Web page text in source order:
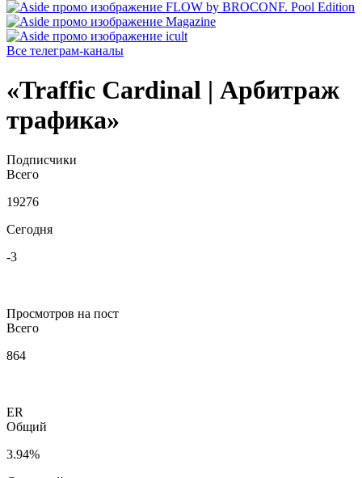
Все телеграм-каналы
«Traffic Cardinal | Арбитраж
трафика»
Подписчики
Всего
19276
Сегодня
-3
Просмотров на пост
Всего
864
ER
Общий
3.94%